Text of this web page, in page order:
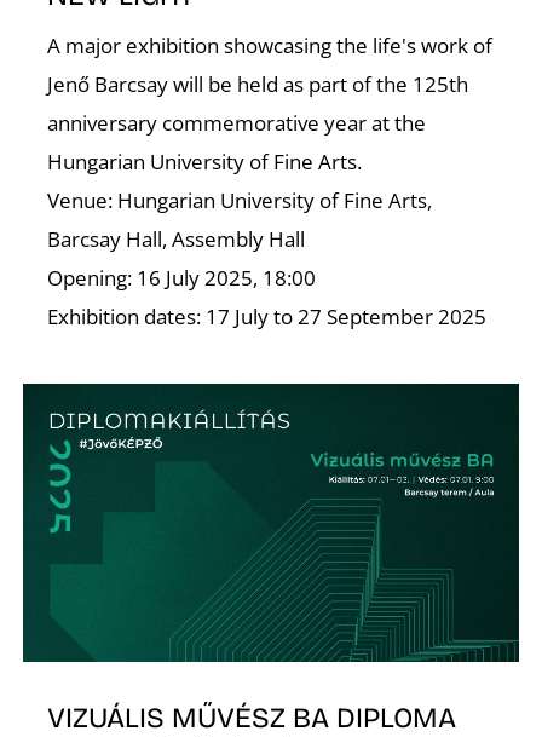
A major exhibition showcasing the life's work of
Jenő Barcsay will be held as part of the 125th
anniversary commemorative year at the
Hungarian University of Fine Arts.
Venue: Hungarian University of Fine Arts,
Barcsay Hall, Assembly Hall
Opening: 16 July 2025, 18:00
Exhibition dates: 17 July to 27 September 2025
VIZUÁLIS MŰVÉSZ BA DIPLOMA